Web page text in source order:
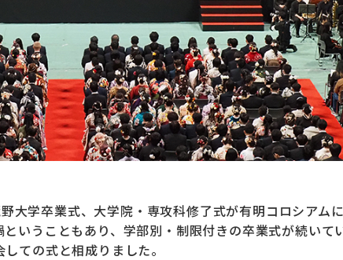
大学卒業式、大学院・専攻科修了式が有明コロシアム
いうこともあり、学部別・制限付きの卒業式が続いて
ての式と相成りました。